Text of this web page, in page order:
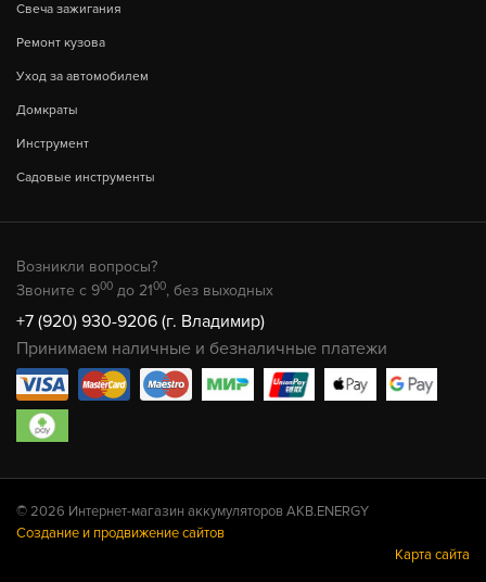
Свеча зажигания
Ремонт кузова
Уход за автомобилем
Домкраты
Инструмент
Садовые инструменты
Возникли вопросы?
Звоните с 900 до 2100, без выходных
+7 (920) 930-9206 (г. Владимир)
Принимаем наличные и безналичные платежи
© 2026 Интернет-магазин аккумуляторов AKB.ENERGY
Создание и продвижение сайтов
Карта сайта